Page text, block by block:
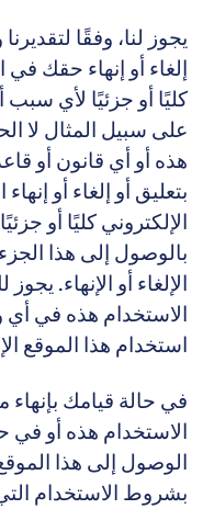
يجوز لنا، وفقًا لتقديرنا
إلغاء أو إنهاء حقك في
كليًا أو جزئيًا لأي سبب
على سبيل المثال لا
هذه أو أي قانون أو قاعدة
بتعليق أو إلغاء أو إنهاء
الإلكتروني كليًا أو
بالوصول إلى هذا الجزء أو
الإلغاء أو الإنهاء.
الاستخدام هذه في أي
استخدام هذا الموقع
في حالة قيامك بإنهاء
الاستخدام هذه أو في
الوصول إلى هذا
بشروط الاستخدام التي